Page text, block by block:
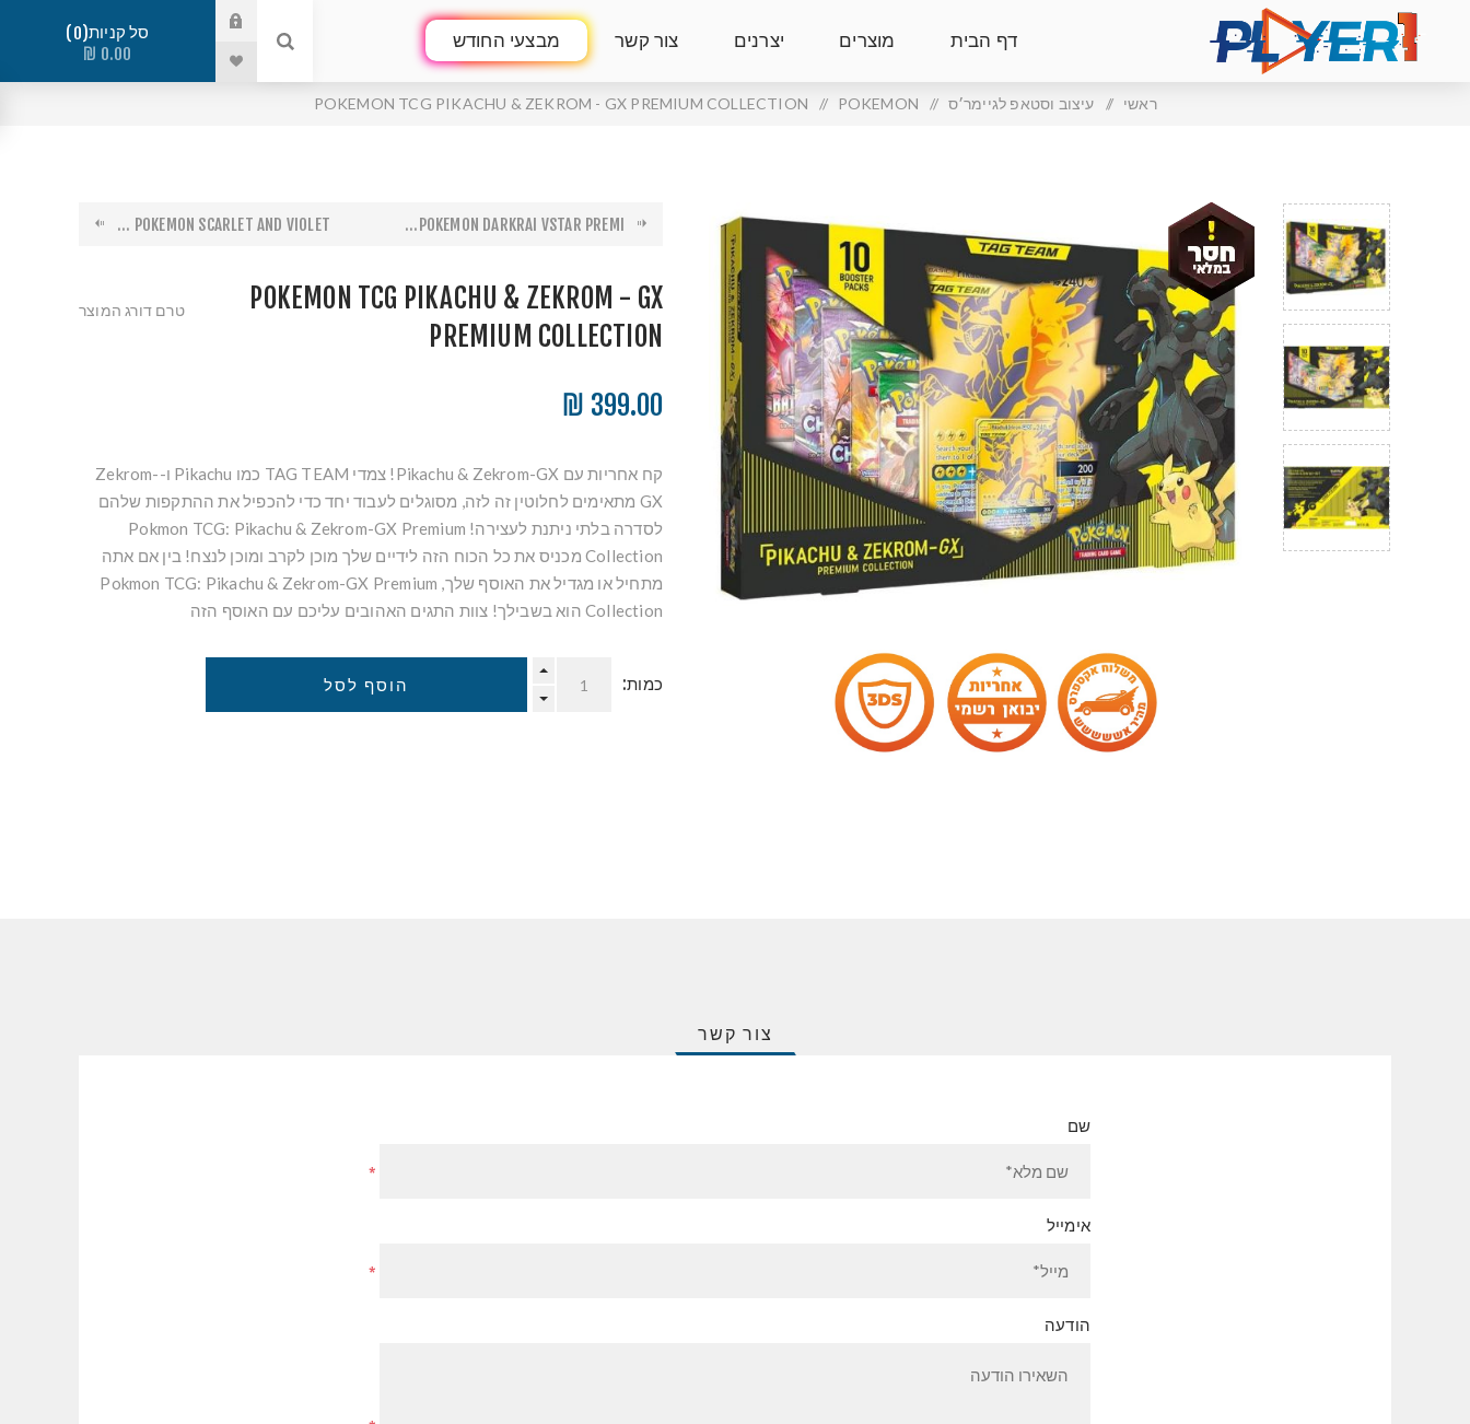
דף הבית מוצרים יצרנים צור קשר מבצעי החודש סל קניות 0
0.00 ₪
ראשי / עיצוב וסטאפ לגיימר׳ס /
POKEMON
/
POKEMON TCG PIKACHU & ZEKROM - GX PREMIUM COLLECTION
POKEMON DARKRAI VSTAR PREMI...
POKEMON SCARLET AND VIOLET ...
POKEMON TCG PIKACHU & ZEKROM - GX
PREMIUM COLLECTION
טרם דורג המוצר
399.00 ₪
קח אחריות עם Pikachu & Zekrom-GX! צמדי TAG TEAM כמו Pikachu ו-Zekrom-
GX מתאימים לחלוטין זה לזה, מסוגלים לעבוד יחד כדי להכפיל את ההתקפות שלהם
לסדרה בלתי ניתנת לעצירה! Pokmon TCG: Pikachu & Zekrom-GX Premium
Collection מכניס את כל הכוח הזה לידיים שלך מוכן לקרב ומוכן לנצח! בין אם אתה
מתחיל או מגדיל את האוסף שלך, Pokmon TCG: Pikachu & Zekrom-GX Premium
Collection הוא בשבילך! צוות התגים האהובים עליכם עם האוסף הזה
כמות: הוסף לסל
צור קשר
שם
*
אימייל
*
הודעה